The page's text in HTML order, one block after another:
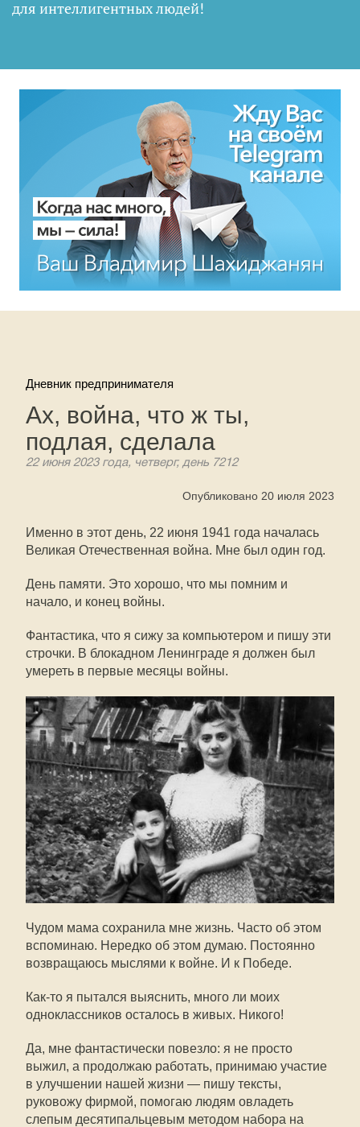
для интеллигентных людей!
Дневник предпринимателя
Ах, война, что ж ты,
подлая, сделала
22 июня 2023 года, четверг, день 7212
Опубликовано 20 июля 2023
Именно в этот день, 22 июня 1941 года началась
Великая Отечественная война. Мне был один год.
День памяти. Это хорошо, что мы помним и
начало, и конец войны.
Фантастика, что я сижу за компьютером и пишу эти
строчки. В блокадном Ленинграде я должен был
умереть в первые месяцы войны.
Чудом мама сохранила мне жизнь. Часто об этом
вспоминаю. Нередко об этом думаю. Постоянно
возвращаюсь мыслями к войне. И к Победе.
Как-то я пытался выяснить, много ли моих
одноклассников осталось в живых. Никого!
Да, мне фантастически повезло: я не просто
выжил, а продолжаю работать, принимаю участие
в улучшении нашей жизни — пишу тексты,
руковожу фирмой, помогаю людям овладеть
слепым десятипальцевым методом набора на